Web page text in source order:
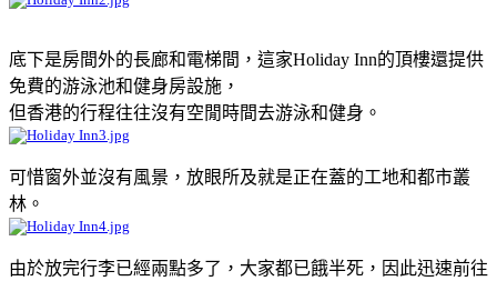
底下是房間外的長廊和電梯間，這家Holiday Inn的頂樓還提供
免費的游泳池和健身房設施，
但香港的行程往往沒有空閒時間去游泳和健身。
可惜窗外並沒有風景，放眼所及就是正在蓋的工地和都市叢
林。
由於放完行李已經兩點多了，大家都已餓半死，因此迅速前往